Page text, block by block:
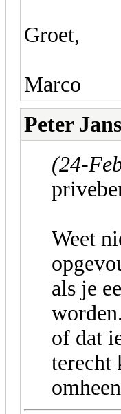
Groet,
Marco
Peter
(24-
Weet
als je
of dat
terecht